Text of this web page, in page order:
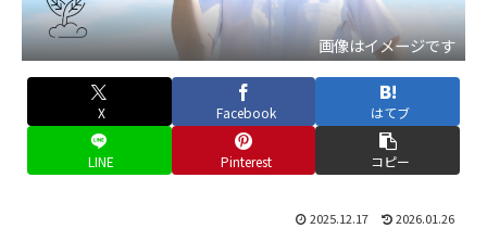
画像はイメージです
X Facebook はてブ
LINE Pinterest コピー
2025.12.17 2026.01.26